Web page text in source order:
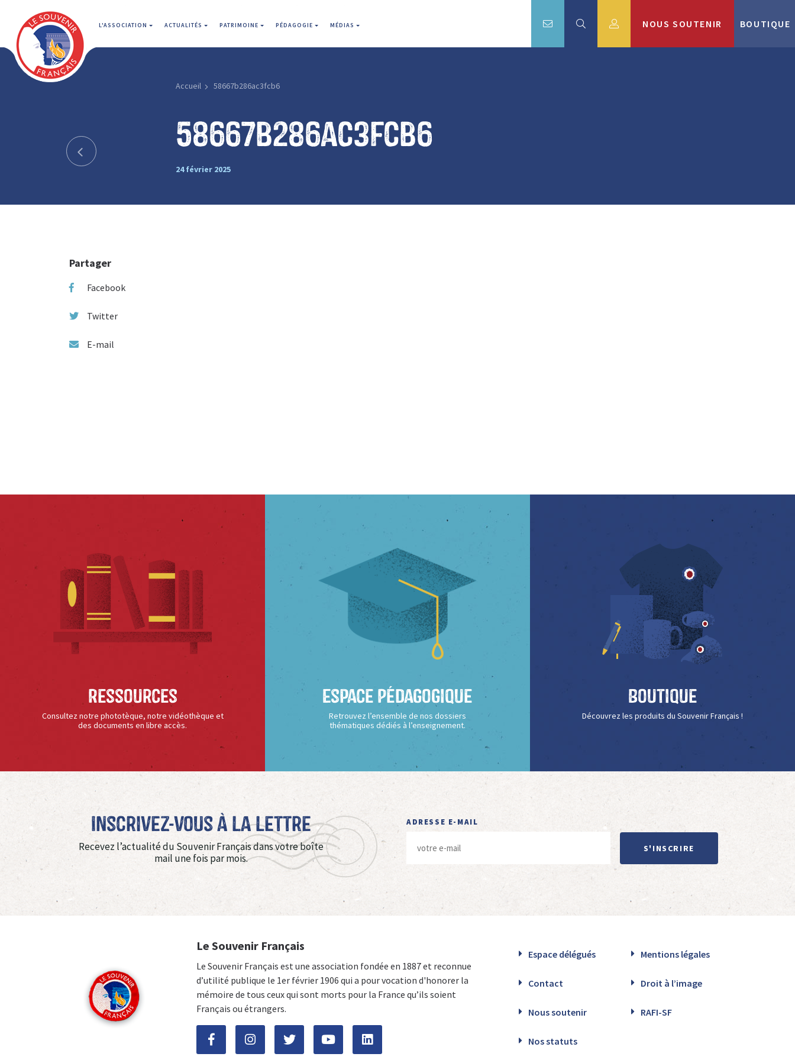
L'ASSOCIATION ACTUALITÉS PATRIMOINE PÉDAGOGIE MÉDIAS NOUS SOUTENIR BOUTIQUE
Accueil 58667b286ac3fcb6
58667b286ac3fcb6
24 février 2025
Partager
Facebook
Twitter
E-mail
Ressources
Consultez notre phototèque, notre vidéothèque et
des documents en libre accès.
Espace Pédagogique
Retrouvez l’ensemble de nos dossiers
thématiques dédiés à l’enseignement.
Boutique
Découvrez les produits du Souvenir Français !
Inscrivez-vous à La Lettre
Recevez l’actualité du Souvenir Français dans votre boîte
mail une fois par mois.
ADRESSE E-MAIL
S'INSCRIRE
Le Souvenir Français
Le Souvenir Français est une association fondée en 1887 et reconnue
d’utilité publique le 1er février 1906 qui a pour vocation d'honorer la
mémoire de tous ceux qui sont morts pour la France qu’ils soient
Français ou étrangers.
Espace délégués Mentions légales
Contact Droit à l’image
Nous soutenir RAFI-SF
Nos statuts